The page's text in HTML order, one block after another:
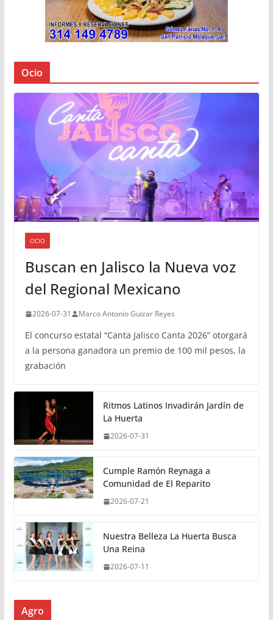
Ocio
OCIO
Buscan en Jalisco la Nueva voz
del Regional Mexicano
2026-07-31 Marco Antonio Guizar Reyes
El concurso estatal “Canta Jalisco Canta 2026” otorgará
a la persona ganadora un premio de 100 mil pesos, la
grabación
Ritmos Latinos Invadirán Jardín de
La Huerta
2026-07-31
Cumple Ramón Reynaga a
Comunidad de El Reparito
2026-07-21
Nuestra Belleza La Huerta Busca
Una Reina
2026-07-11
Agro